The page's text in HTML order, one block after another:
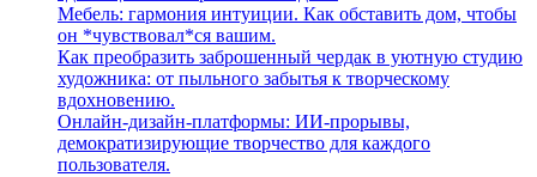
Мебель: гармония интуиции. Как обставить дом, чтобы
он *чувствовал*ся вашим.
Как преобразить заброшенный чердак в уютную студию
художника: от пыльного забытья к творческому
вдохновению.
Онлайн-дизайн-платформы: ИИ-прорывы,
демократизирующие творчество для каждого
пользователя.